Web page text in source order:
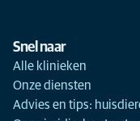
Snel naar
Alle klinieken
Onze diensten
Advies en tips: